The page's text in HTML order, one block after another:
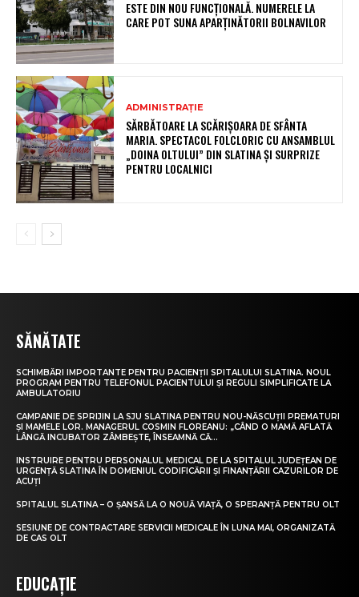
ESTE DIN NOU FUNCȚIONALĂ. NUMERELE LA
CARE POT SUNA APARȚINĂTORII BOLNAVILOR
ADMINISTRAȚIE
SĂRBĂTOARE LA SCĂRIȘOARA DE SFÂNTA
MARIA. SPECTACOL FOLCLORIC CU ANSAMBLUL
„DOINA OLTULUI” DIN SLATINA ȘI SURPRIZE
PENTRU LOCALNICI
SĂNĂTATE
SCHIMBĂRI IMPORTANTE PENTRU PACIENȚII SPITALULUI SLATINA. NOUL
PROGRAM PENTRU TELEFONUL PACIENTULUI ȘI REGULI SIMPLIFICATE LA
AMBULATORIU
CAMPANIE DE SPRIJIN LA SJU SLATINA PENTRU NOU-NĂSCUȚII PREMATURI
ȘI MAMELE LOR. MANAGERUL COSMIN FLOREANU: „CÂND O MAMĂ AFLATĂ
LÂNGĂ INCUBATOR ZÂMBEȘTE, ÎNSEAMNĂ CĂ...
INSTRUIRE PENTRU PERSONALUL MEDICAL DE LA SPITALUL JUDEȚEAN DE
URGENȚĂ SLATINA ÎN DOMENIUL CODIFICĂRII ȘI FINANȚĂRII CAZURILOR DE
ACUȚI
SPITALUL SLATINA – O ȘANSĂ LA O NOUĂ VIAȚĂ, O SPERANȚĂ PENTRU OLT
SESIUNE DE CONTRACTARE SERVICII MEDICALE ÎN LUNA MAI, ORGANIZATĂ
DE CAS OLT
EDUCAȚIE